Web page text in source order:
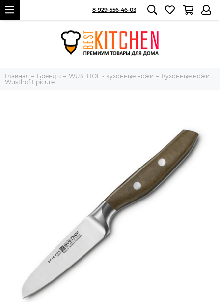
8-929-556-46-03
Главная Бренды WUSTHOF - кухонные ножи
Кухонные ножи
Wusthof Epicure